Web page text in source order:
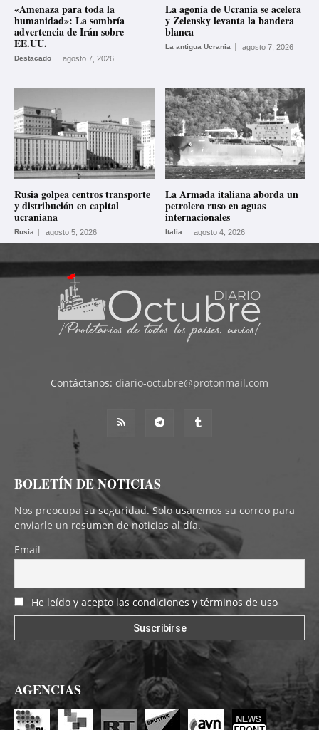
«Amenaza para toda la
humanidad»: La sombría
advertencia de Irán sobre
EE.UU.
Destacado agosto 7, 2026
La agonía de Ucrania se acelera
y Zelensky levanta la bandera
blanca
La antigua Ucrania agosto 7, 2026
Rusia golpea centros transporte
y distribución en capital
ucraniana
Rusia agosto 5, 2026
La Armada italiana aborda un
petrolero ruso en aguas
internacionales
Italia agosto 4, 2026
Contáctanos: diario-octubre@protonmail.com
BOLETÍN DE NOTICIAS
Nos preocupa su seguridad. Solo usaremos su correo para
enviarle un resumen de noticias al día.
Email
He leído y acepto las condiciones y términos de uso
AGENCIAS